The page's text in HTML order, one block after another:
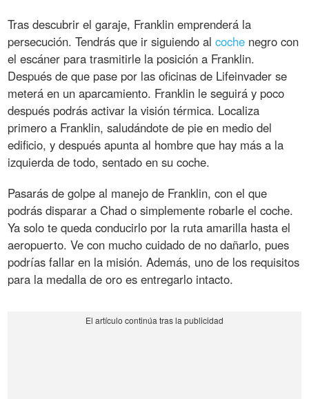
Tras descubrir el garaje, Franklin emprenderá la
persecución. Tendrás que ir siguiendo alcoche negro con
el escáner para trasmitirle la posición a Franklin.
Después de que pase por las oficinas de Lifeinvader se
meterá en un aparcamiento. Franklin le seguirá y poco
después podrás activar la visión térmica. Localiza
primero a Franklin, saludándote de pie en medio del
edificio, y después apunta al hombre que hay más a la
izquierda de todo, sentado en su coche.
Pasarás de golpe al manejo de Franklin, con el que
podrás disparar a Chad o simplemente robarle el coche.
Ya solo te queda conducirlo por la ruta amarilla hasta el
aeropuerto. Ve con mucho cuidado de no dañarlo, pues
podrías fallar en la misión. Además, uno de los requisitos
para la medalla de oro es entregarlo intacto.